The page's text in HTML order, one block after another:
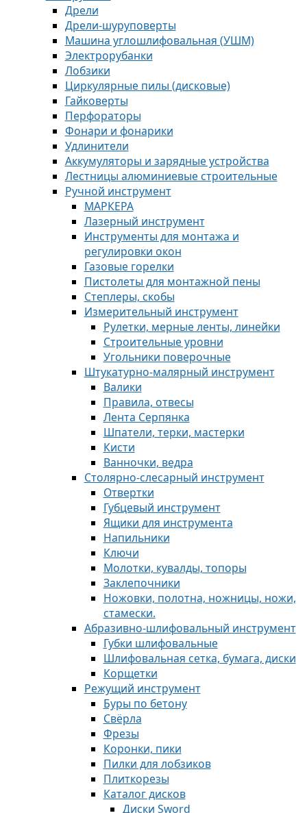
Дрели
Дрели-шуруповерты
Машина углошлифовальная (УШМ)
Электрорубанки
Лобзики
Циркулярные пилы (дисковые)
Гайковерты
Перфораторы
Фонари и фонарики
Удлинители
Аккумуляторы и зарядные устройства
Лестницы алюминиевые строительные
Ручной инструмент
МАРКЕРА
Лазерный инструмент
Инструменты для монтажа и
регулировки окон
Газовые горелки
Пистолеты для монтажной пены
Степлеры, скобы
Измерительный инструмент
Рулетки, мерные ленты, линейки
Строительные уровни
Угольники поверочные
Штукатурно-малярный инструмент
Валики
Правила, отвесы
Лента Серпянка
Шпатели, терки, мастерки
Кисти
Ванночки, ведра
Столярно-слесарный инструмент
Отвертки
Губцевый инструмент
Ящики для инструмента
Напильники
Ключи
Молотки, кувалды, топоры
Заклепочники
Ножовки, полотна, ножницы, ножи,
стамески.
Абразивно-шлифовальный инструмент
Губки шлифовальные
Шлифовальная сетка, бумага, диски
Корщетки
Режущий инструмент
Буры по бетону
Свёрла
Фрезы
Коронки, пики
Пилки для лобзиков
Плиткорезы
Каталог дисков
Диски Sword